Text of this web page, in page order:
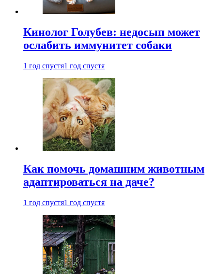
Кинолог Голубев: недосып может
ослабить иммунитет собаки
1 год спустя1 год спустя
Как помочь домашним животным
адаптироваться на даче?
1 год спустя1 год спустя